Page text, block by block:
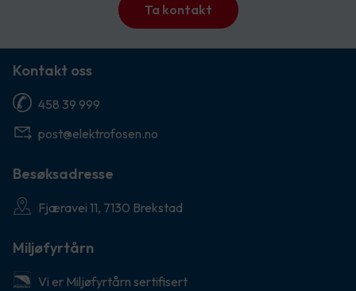
Ta kontakt
Kontakt oss
458 39 999
post@elektrofosen.no
Besøksadresse
Fjæravei 11, 7130 Brekstad
Miljøfyrtårn
Vi er Miljøfyrtårn sertifisert